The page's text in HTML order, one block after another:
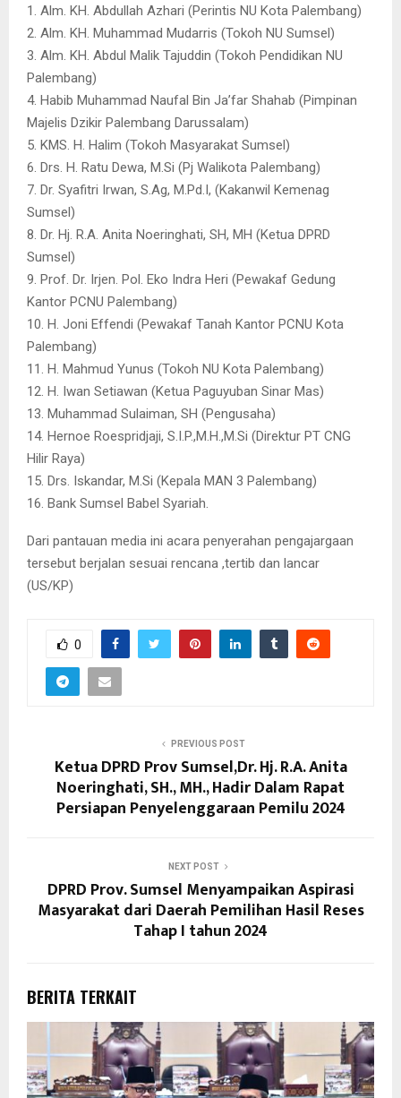
1. Alm. KH. Abdullah Azhari (Perintis NU Kota Palembang)
2. Alm. KH. Muhammad Mudarris (Tokoh NU Sumsel)
3. Alm. KH. Abdul Malik Tajuddin (Tokoh Pendidikan NU
Palembang)
4. Habib Muhammad Naufal Bin Ja’far Shahab (Pimpinan
Majelis Dzikir Palembang Darussalam)
5. KMS. H. Halim (Tokoh Masyarakat Sumsel)
6. Drs. H. Ratu Dewa, M.Si (Pj Walikota Palembang)
7. Dr. Syafitri Irwan, S.Ag, M.Pd.I, (Kakanwil Kemenag
Sumsel)
8. Dr. Hj. R.A. Anita Noeringhati, SH, MH (Ketua DPRD
Sumsel)
9. Prof. Dr. Irjen. Pol. Eko Indra Heri (Pewakaf Gedung
Kantor PCNU Palembang)
10. H. Joni Effendi (Pewakaf Tanah Kantor PCNU Kota
Palembang)
11. H. Mahmud Yunus (Tokoh NU Kota Palembang)
12. H. Iwan Setiawan (Ketua Paguyuban Sinar Mas)
13. Muhammad Sulaiman, SH (Pengusaha)
14. Hernoe Roespridjaji, S.I.P.,M.H.,M.Si (Direktur PT CNG
Hilir Raya)
15. Drs. Iskandar, M.Si (Kepala MAN 3 Palembang)
16. Bank Sumsel Babel Syariah.
Dari pantauan media ini acara penyerahan pengajargaan
tersebut berjalan sesuai rencana ,tertib dan lancar
(US/KP)
0
PREVIOUS POST
Ketua DPRD Prov Sumsel,Dr. Hj. R.A. Anita
Noeringhati, SH., MH., Hadir Dalam Rapat
Persiapan Penyelenggaraan Pemilu 2024
NEXT POST
DPRD Prov. Sumsel Menyampaikan Aspirasi
Masyarakat dari Daerah Pemilihan Hasil Reses
Tahap I tahun 2024
BERITA TERKAIT